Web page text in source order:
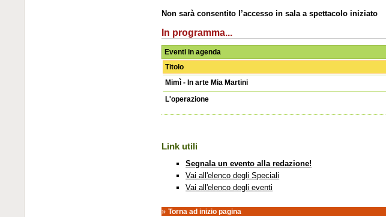
Non sarà consentito l’accesso in sala a spettacolo iniziato
In programma...
Eventi in agenda
Titolo
Mimì - In arte Mia Martini
L'operazione
Link utili
Segnala un evento alla redazione!
Vai all'elenco degli Speciali
Vai all'elenco degli eventi
»Torna ad inizio pagina